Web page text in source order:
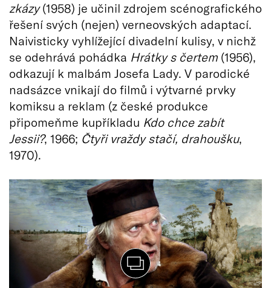
zkázy(1958) je učinil zdrojem scénografického
řešení svých (nejen) verneovských adaptací.
Naivisticky vyhlížející divadelní kulisy, v nichž
se odehrává pohádka Hrátky s čertem (1956),
odkazují k malbám Josefa Lady. V parodické
nadsázce vnikají do filmů i výtvarné prvky
komiksu a reklam (z české produkce
připomeňme kupříkladu Kdo chce zabít
Jessii?, 1966; Čtyři vraždy stačí, drahoušku,
1970).